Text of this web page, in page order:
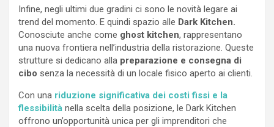
Infine, negli ultimi due gradini ci sono le novità legare ai
trend del momento. E quindi spazio alle Dark Kitchen.
Conosciute anche come ghost kitchen, rappresentano
una nuova frontiera nell’industria della ristorazione. Queste
strutture si dedicano alla preparazione e consegna di
cibo senza la necessità di un locale fisico aperto ai clienti.
Con una riduzione significativa dei costi fissi e la
flessibilità nella scelta della posizione, le Dark Kitchen
offrono un’opportunità unica per gli imprenditori che